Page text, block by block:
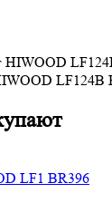
LF124B
LF1 BR396